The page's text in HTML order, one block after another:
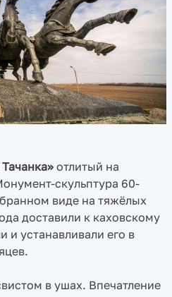
отлитый на
скульптура 60-
виде на тяжёлых
доставили к каховскому
и устанавливали его в
в ушах. Впечатление